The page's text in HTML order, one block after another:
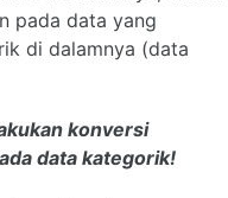
pada data yang
di dalamnya (data
konversi
data kategorik!